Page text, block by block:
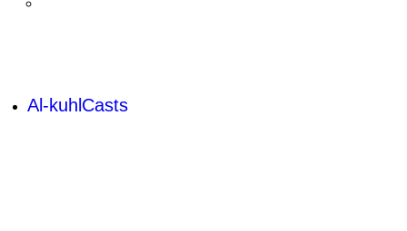
Al-kuhlCasts